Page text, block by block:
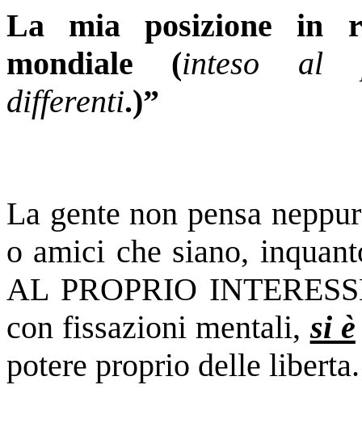
La mia posizione in
mondiale (inteso al
differenti.)”
La gente non pensa
o amici che siano,
AL PROPRIO
con fissazioni mentali,si è
potere proprio delle liberta.